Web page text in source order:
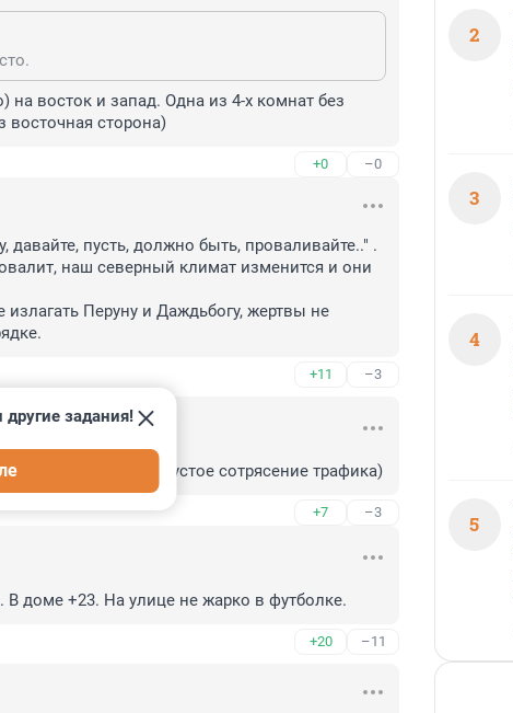
на восток и запад. Одна из 4-х комнат без
восточная сторона)
+0 –0
пусть, должно быть, проваливайте.." .
наш северный климат изменится и они
Перуну и Даждьбогу, жертвы не
+11 –3
не влияет, а лишь пустое сотрясение трафика)
+7 –3
задания!
доме +23. На улице не жарко в футболке.
+20 –11
2
3
4
5